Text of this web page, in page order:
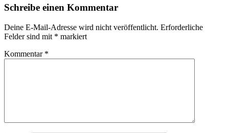
Schreibe einen Kommentar
Deine E-Mail-Adresse wird nicht veröffentlicht. Erforderliche
Felder sind mit * markiert
Kommentar *